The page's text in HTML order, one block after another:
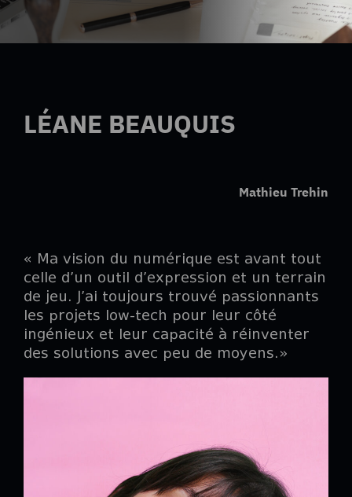
LÉANE BEAUQUIS
Mathieu Trehin
« Ma vision du numérique est avant tout
celle d’un outil d’expression et un terrain
de jeu. J’ai toujours trouvé passionnants
les projets low-tech pour leur côté
ingénieux et leur capacité à réinventer
des solutions avec peu de moyens.»